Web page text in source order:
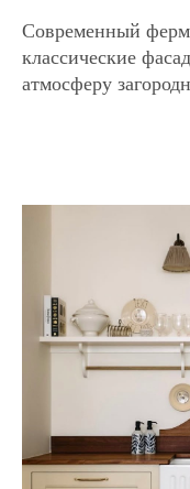
Современный
классические
атмосферу